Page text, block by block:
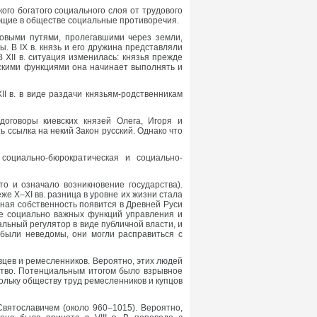
богатого социального слоя от трудового
в обществе социальные противоречия.
путями, пролегавшими через земли,
В IX в. князь и его дружина представляли
в. ситуация изменилась: князья прежде
функциями она начинает выполнять и
в. в виде раздачи князьям-родственникам
киевских князей Олега, Игоря и
ссылка на некий Закон русский. Однако что
бюрократическая и социально-
означало возникновение государства).
X–XI вв. разница в уровне их жизни стала
собственность появится в Древней Руси
социально важных функций управления и
регулятор в виде публичной власти, и
неведомы, они могли расправиться с
и ремесленников. Вероятно, этих людей
Потенциальным итогом было взрывное
обществу труд ремесленников и купцов
(около 960–1015). Вероятно,